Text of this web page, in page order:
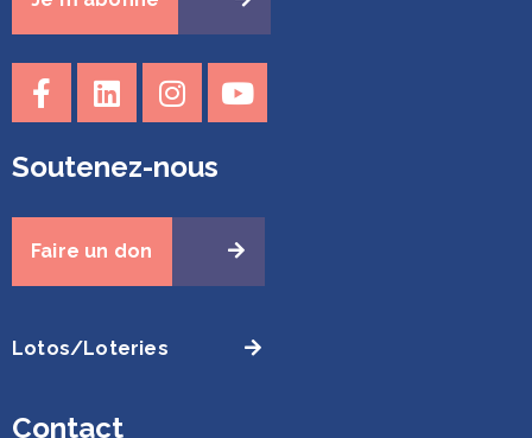
Soutenez-nous
Faire un don
Lotos/Loteries
Contact